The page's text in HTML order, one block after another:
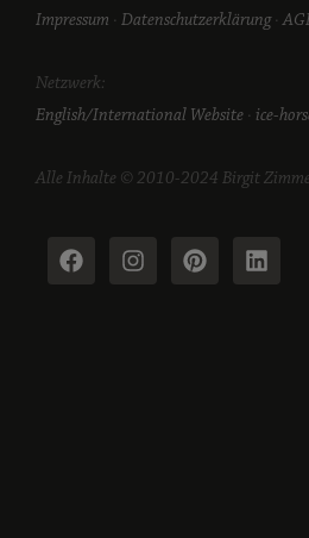
Impressum · Datenschutzerklärung·
Netzwerk:
English/International Website · ice-
Alle Inhalte © 2010-2024 Birgit